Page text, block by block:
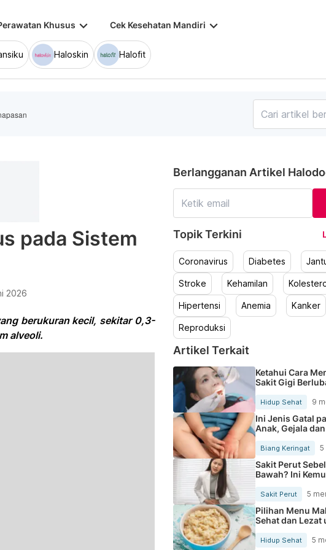
Khusus keyboard_arrow_down Cek Kesehatan Mandiri keyboard_arrow_down
Haloskin Halofit
pada Sistem
2026
berukuran kecil, sekitar 0,3-
alveoli.
Berlangganan Artikel
Topik Terkini
Coronavirus Diabetes
Stroke Kehamilan
Hipertensi Anemia Kanker
Reproduksi
Artikel Terkait
Ketahui Cara
Sakit Gigi
Hidup Sehat 9
Ini Jenis Gatal
Anak, Gejala
Mengobatinya
Biang Keringat 5
Sakit Perut
Bawah? Ini
Sakit Perut 5
Pilihan Menu
Sehat dan Lezat
Mengurangi
Hidup Sehat 5